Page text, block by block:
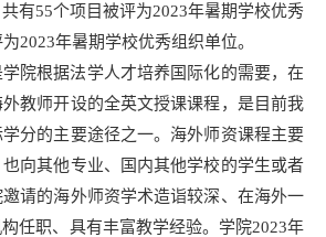
有55个项目被评为2023年暑期学校优秀
2023年暑期学校优秀组织单位。
院根据法学人才培养国际化的需要，在
教师开设的全英文授课课程，是目前我
分的主要途径之一。海外师资课程主要
向其他专业、国内其他学校的学生或者
请的海外师资学术造诣较深、在海外一
任职、具有丰富教学经验。学院2023年